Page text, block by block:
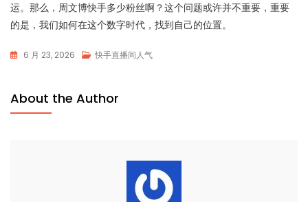
运。那么，周文博快手多少粉丝啊？这个问题或许并不重要，重要
的是，我们如何在这个数字时代，找到自己的位置。
6 月 23, 2026 快手直播间人气
About the Author